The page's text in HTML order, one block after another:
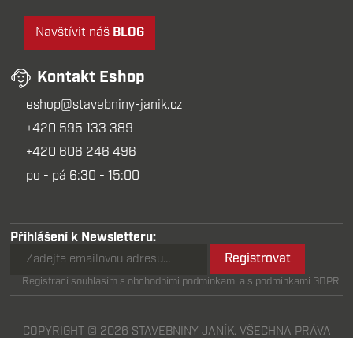
Navštívit náš BLOG
Kontakt Eshop
eshop@stavebniny-janik.cz
+420 595 133 389
+420 606 246 496
po - pá 6:30 - 15:00
Přihlášení k Newsletteru:
Registrovat
Registrací souhlasím s obchodními podmínkami a s podmínkami GDPR
COPYRIGHT © 2026 STAVEBNINY JANÍK. VŠECHNA PRÁVA